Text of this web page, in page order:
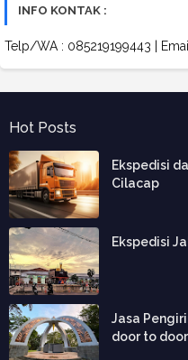
INFO KONTAK :
Telp/WA : 085219199443 |
Hot Posts
Ekspedisi
Cilacap
Ekspedisi
Jasa
door to door